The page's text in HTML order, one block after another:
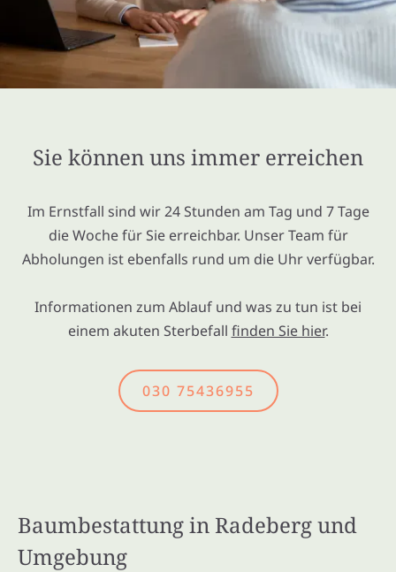
Sie können uns immer erreichen
Im Ernstfall sind wir 24 Stunden am Tag und 7 Tage
die Woche für Sie erreichbar. Unser Team für
Abholungen ist ebenfalls rund um die Uhr verfügbar.
Informationen zum Ablauf und was zu tun ist bei
einem akuten Sterbefall finden Sie hier.
030 75436955
Baumbestattung in Radeberg und
Umgebung